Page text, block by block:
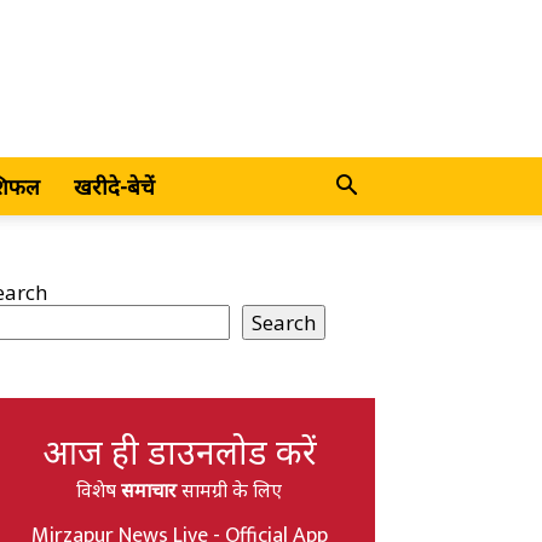
खरीदे-बेचें
Search
आज ही डाउनलोड करें
विशेषसमाचारसामग्री के लिए